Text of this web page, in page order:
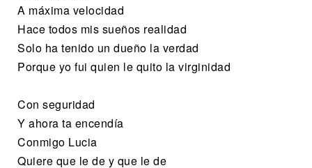
A máxima velocidad
Hace todos mis sueños realidad
Solo ha tenido un dueño la verdad
Porque yo fui quien le quito la virginidad
Con seguridad
Y ahora ta encendía
Conmigo Lucia
Quiere que le de y que le de